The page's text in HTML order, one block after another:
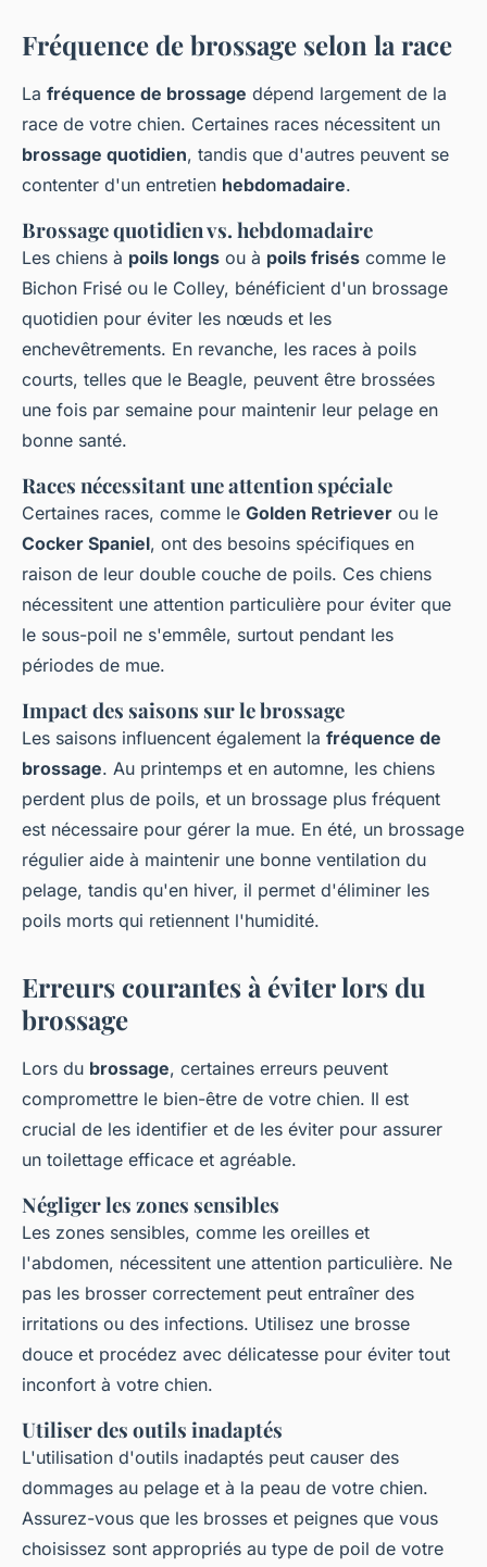
Fréquence de brossage selon la race
La fréquence de brossage dépend largement de la
race de votre chien. Certaines races nécessitent un
brossage quotidien, tandis que d'autres peuvent se
contenter d'un entretien hebdomadaire.
Brossage quotidien vs. hebdomadaire
Les chiens à poils longs ou à poils frisés comme le
Bichon Frisé ou le Colley, bénéficient d'un brossage
quotidien pour éviter les nœuds et les
enchevêtrements. En revanche, les races à poils
courts, telles que le Beagle, peuvent être brossées
une fois par semaine pour maintenir leur pelage en
bonne santé.
Races nécessitant une attention spéciale
Certaines races, comme le Golden Retriever ou le
Cocker Spaniel, ont des besoins spécifiques en
raison de leur double couche de poils. Ces chiens
nécessitent une attention particulière pour éviter que
le sous-poil ne s'emmêle, surtout pendant les
périodes de mue.
Impact des saisons sur le brossage
Les saisons influencent également la fréquence de
brossage. Au printemps et en automne, les chiens
perdent plus de poils, et un brossage plus fréquent
est nécessaire pour gérer la mue. En été, un brossage
régulier aide à maintenir une bonne ventilation du
pelage, tandis qu'en hiver, il permet d'éliminer les
poils morts qui retiennent l'humidité.
Erreurs courantes à éviter lors du
brossage
Lors du brossage, certaines erreurs peuvent
compromettre le bien-être de votre chien. Il est
crucial de les identifier et de les éviter pour assurer
un toilettage efficace et agréable.
Négliger les zones sensibles
Les zones sensibles, comme les oreilles et
l'abdomen, nécessitent une attention particulière. Ne
pas les brosser correctement peut entraîner des
irritations ou des infections. Utilisez une brosse
douce et procédez avec délicatesse pour éviter tout
inconfort à votre chien.
Utiliser des outils inadaptés
L'utilisation d'outils inadaptés peut causer des
dommages au pelage et à la peau de votre chien.
Assurez-vous que les brosses et peignes que vous
choisissez sont appropriés au type de poil de votre